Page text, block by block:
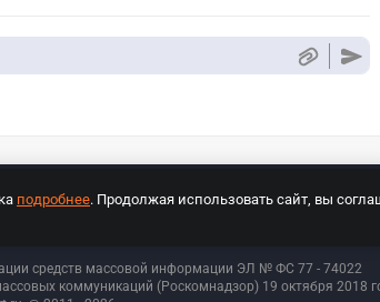
средств массовой информации ЭЛ № ФС 77 - 74022
коммуникаций (Роскомнадзор) 19 октября 2018
подробнее. Продолжая использовать сайт, вы